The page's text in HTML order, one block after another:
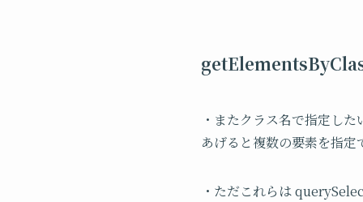
・またクラス名で指定し
あげると複数の要素を指定
・ただこれらは